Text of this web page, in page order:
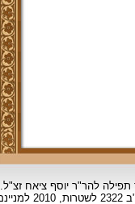
להר"ר יוסף ציאח זצ"ל.